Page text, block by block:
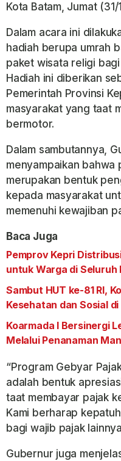
Kota Batam, Jumat
Dalam acara ini
hadiah berupa umrah
paket wisata religi
Hadiah ini diberikan
Pemerintah Provinsi
masyarakat yang taat
bermotor.
Dalam sambutannya,
menyampaikan bahwa
merupakan bentuk
kepada masyarakat
memenuhi kewajiban
Baca Juga
Pemprov Kepri
untuk Warga di
Sambut HUT ke-81 RI,
Kesehatan dan Sosial
Koarmada I Bersinergi
Melalui Penanaman
“Program Gebyar
adalah bentuk
taat membayar pajak
Kami berharap
bagi wajib pajak
Gubernur juga